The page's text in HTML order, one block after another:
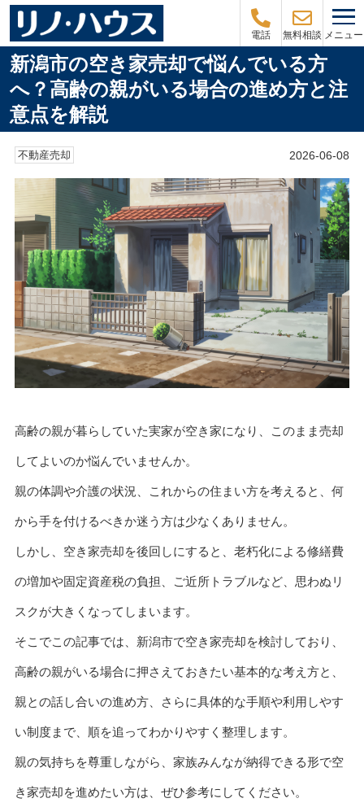
電話 無料相談 メニュー
新潟市の空き家売却で悩んでいる方
へ？高齢の親がいる場合の進め方と注
意点を解説
不動産売却 2026-06-08
高齢の親が暮らしていた実家が空き家になり、このまま売却
してよいのか悩んでいませんか。
親の体調や介護の状況、これからの住まい方を考えると、何
から手を付けるべきか迷う方は少なくありません。
しかし、空き家売却を後回しにすると、老朽化による修繕費
の増加や固定資産税の負担、ご近所トラブルなど、思わぬリ
スクが大きくなってしまいます。
そこでこの記事では、新潟市で空き家売却を検討しており、
高齢の親がいる場合に押さえておきたい基本的な考え方と、
親との話し合いの進め方、さらに具体的な手順や利用しやす
い制度まで、順を追ってわかりやすく整理します。
親の気持ちを尊重しながら、家族みんなが納得できる形で空
き家売却を進めたい方は、ぜひ参考にしてください。